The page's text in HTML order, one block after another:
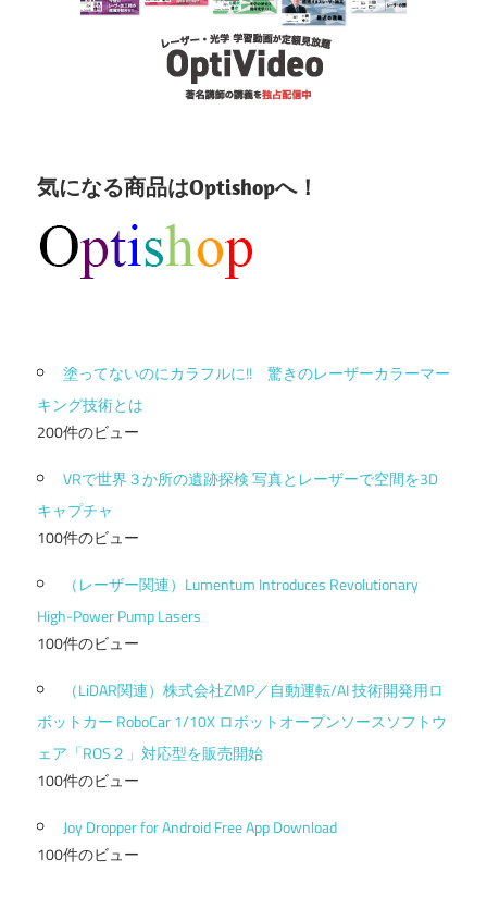
気になる商品はOptishopへ！
塗ってないのにカラフルに!! 驚きのレーザーカラーマー
キング技術とは
200件のビュー
VRで世界３か所の遺跡探検 写真とレーザーで空間を3D
キャプチャ
100件のビュー
（レーザー関連）Lumentum Introduces Revolutionary
High-Power Pump Lasers
100件のビュー
（LiDAR関連）株式会社ZMP／自動運転/AI 技術開発用ロ
ボットカー RoboCar 1/10X ロボットオープンソースソフトウ
ェア「ROS２」対応型を販売開始
100件のビュー
Joy Dropper for Android Free App Download
100件のビュー